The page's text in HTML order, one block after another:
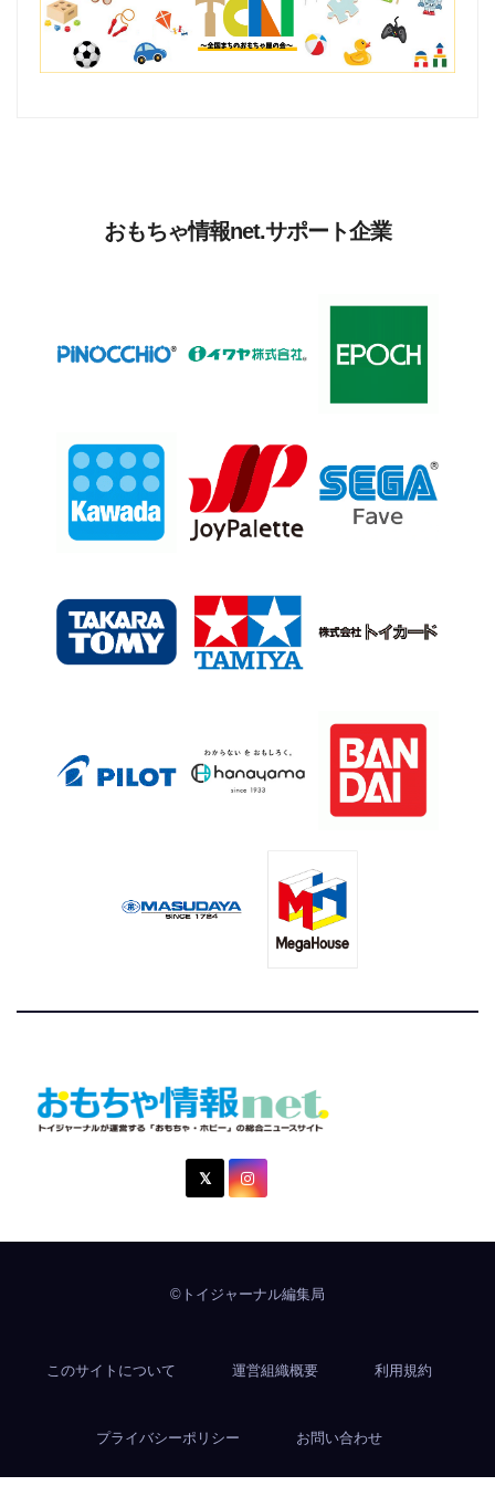
おもちゃ情報net.サポート企業
おもちゃ情報net.
トイジャーナルが運営する「おもちゃ・ホビー」の総合ニュ
©トイジャーナル編集局
このサイトについて 運営組織概要 利用規約
プライバシーポリシー お問い合わせ